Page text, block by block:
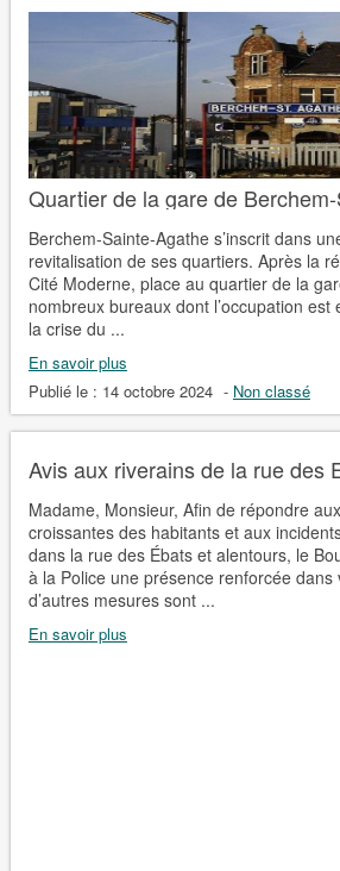
Quartier de la gare de
Berchem-Sainte-Agathe s’inscrit dans
revitalisation de ses quartiers. Après la
Cité Moderne, place au quartier de la
nombreux bureaux dont l’occupation est
la crise du ...
En savoir plus
Publié le : 14 octobre 2024 - Non classé
Avis aux riverains de la rue des
Madame, Monsieur, Afin de répondre
croissantes des habitants et aux
dans la rue des Ébats et alentours, le
à la Police une présence renforcée
d’autres mesures sont ...
En savoir plus